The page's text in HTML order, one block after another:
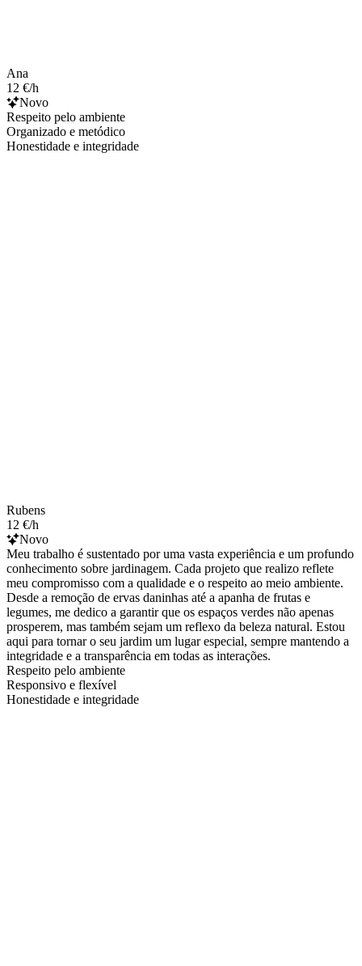
Ana
12 €/h
Novo
Respeito pelo ambiente
Organizado e metódico
Honestidade e integridade
Rubens
12 €/h
Novo
Meu trabalho é sustentado por uma vasta experiência e um profundo
conhecimento sobre jardinagem. Cada projeto que realizo reflete
meu compromisso com a qualidade e o respeito ao meio ambiente.
Desde a remoção de ervas daninhas até a apanha de frutas e
legumes, me dedico a garantir que os espaços verdes não apenas
prosperem, mas também sejam um reflexo da beleza natural. Estou
aqui para tornar o seu jardim um lugar especial, sempre mantendo a
integridade e a transparência em todas as interações.
Respeito pelo ambiente
Responsivo e flexível
Honestidade e integridade